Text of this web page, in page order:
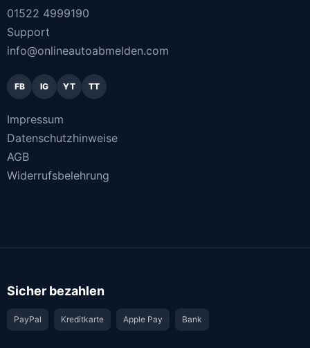
01522 4999190
Support
info@onlineautoabmelden.com
FB IG YT TT
Impressum
Datenschutzhinweise
AGB
Widerrufsbelehrung
Sicher bezahlen
PayPal Kreditkarte Apple Pay Bank